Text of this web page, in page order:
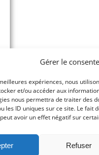
Gérer le
expériences, nous
et/ou accéder aux
nous permettra de traiter des
les ID uniques sur ce site. Le fait
avoir un effet négatif sur
Refuser